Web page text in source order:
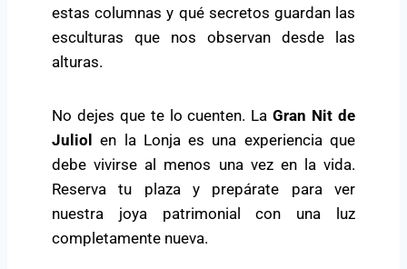
estas columnas y qué secretos guardan las
esculturas que nos observan desde las
alturas.
No dejes que te lo cuenten. LaGran Nit de
Juliol
en la Lonja es una experiencia que
debe vivirse al menos una vez en la vida.
Reserva tu plaza y prepárate para ver
nuestra joya patrimonial con una luz
completamente nueva.